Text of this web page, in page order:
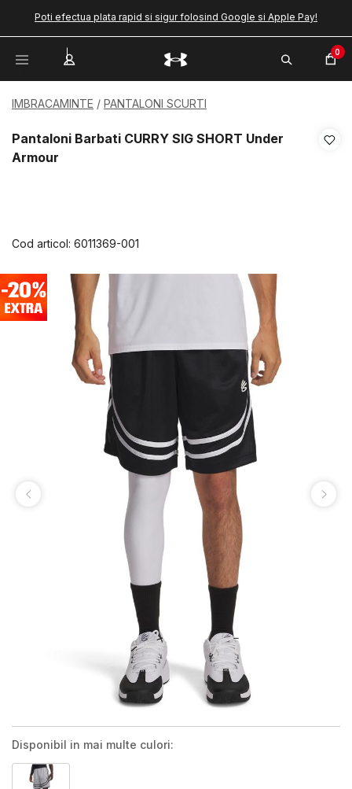
Poti efectua plata rapid si sigur folosind Google si Apple Pay!
0
IMBRACAMINTE PANTALONI SCURTI
Pantaloni Barbati CURRY SIG SHORT Under
Armour
Cod articol: 6011369-001
Disponibil in mai multe culori: